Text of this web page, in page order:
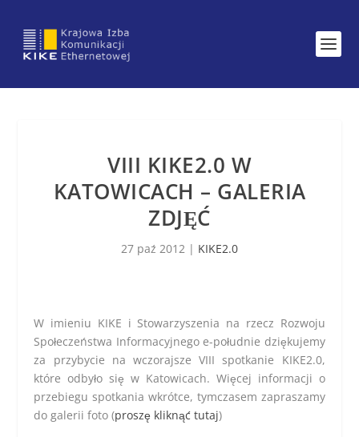
VIII KIKE2.0 W
KATOWICACH – GALERIA
ZDJĘĆ
27 paź 2012 | KIKE2.0
W imieniu KIKE i Stowarzyszenia na rzecz Rozwoju
Społeczeństwa Informacyjnego e-południe dziękujemy
za przybycie na wczorajsze VIII spotkanie KIKE2.0,
które odbyło się w Katowicach. Więcej informacji o
przebiegu spotkania wkrótce, tymczasem zapraszamy
do galerii foto (proszę kliknąć tutaj)